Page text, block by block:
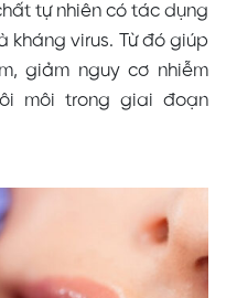
tự nhiên có tác dụng
kháng virus. Từ đó giúp
giảm nguy cơ nhiễm
môi trong giai đoạn